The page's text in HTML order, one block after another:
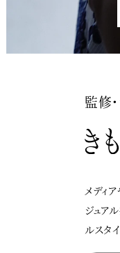
監修
メディ
ジュア
ルスタ